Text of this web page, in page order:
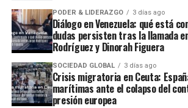
PODER & LIDERAZGO 3 días ago
Diálogo en Venezuela: qué está
dudas persisten tras la llamada
Rodríguez y Dinorah Figuera
SOCIEDAD GLOBAL 3 días ago
Crisis migratoria en Ceuta:
marítimas ante el colapso del
presión europea